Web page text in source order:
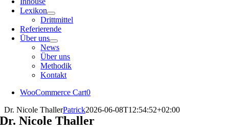
Lexikon
Drittmittel
Referierende
Über uns
News
Über uns
Methodik
Kontakt
WooCommerce Cart0
Dr. Nicole ThallerPatrick2026-06-08T12:54:52+02:00
Dr. Nicole Thaller